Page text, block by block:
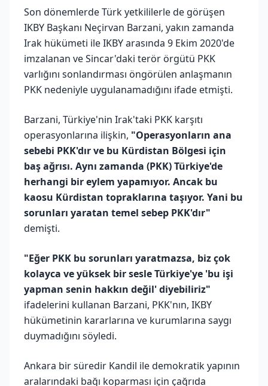
Son dönemlerde Türk yetkililerle de görüşen
IKBY Başkanı Neçirvan Barzani, yakın zamanda
Irak hükümeti ile IKBY arasında 9 Ekim 2020'de
imzalanan ve Sincar'daki terör örgütü PKK
varlığını sonlandırması öngörülen anlaşmanın
PKK nedeniyle uygulanamadığını ifade etmişti.
Barzani, Türkiye'nin Irak'taki PKK karşıtı
operasyonlarına ilişkin, "Operasyonların ana
sebebi PKK'dır ve bu Kürdistan Bölgesi için
baş ağrısı. Aynı zamanda (PKK) Türkiye'de
herhangi bir eylem yapamıyor. Ancak bu
kaosu Kürdistan topraklarına taşıyor. Yani bu
sorunları yaratan temel sebep PKK'dır"
demişti.
"Eğer PKK bu sorunları yaratmazsa, biz çok
kolayca ve yüksek bir sesle Türkiye'ye 'bu işi
yapman senin hakkın değil' diyebiliriz"
ifadelerini kullanan Barzani, PKK'nın, IKBY
hükümetinin kararlarına ve kurumlarına saygı
duymadığını söyledi.
Ankara bir süredir Kandil ile demokratik yapının
aralarındaki bağı koparması için çağrıda